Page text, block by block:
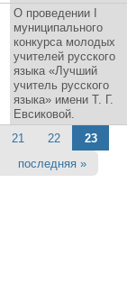
О проведении I
муниципального
конкурса молодых
учителей русского
языка «Лучший
учитель русского
языка» имени Т. Г.
Евсиковой.
21 22
23
последняя »